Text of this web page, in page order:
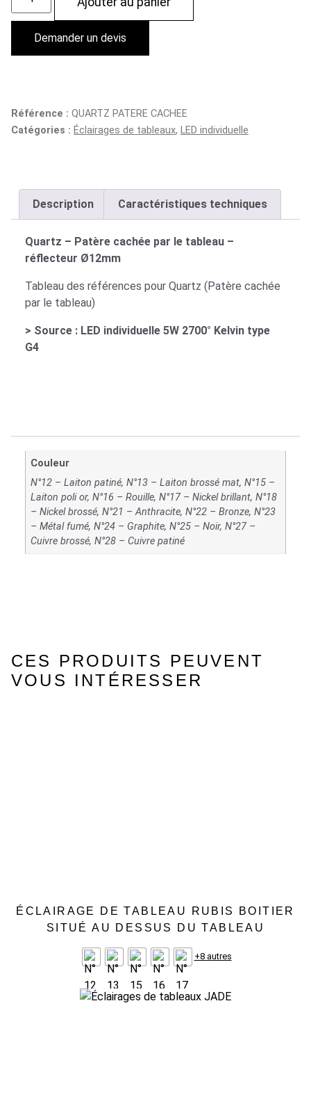
Demander un devis
Référence : QUARTZ PATERE CACHEE
Catégories : Éclairages de tableaux, LED individuelle
Description Caractéristiques techniques
Quartz – Patère cachée par le tableau –
réflecteur Ø12mm
Tableau des références pour Quartz (Patère cachée
par le tableau)
> Source : LED individuelle 5W 2700° Kelvin type
G4
Couleur
N°12 – Laiton patiné, N°13 – Laiton brossé mat, N°15 –
Laiton poli or, N°16 – Rouille, N°17 – Nickel brillant, N°18
– Nickel brossé, N°21 – Anthracite, N°22 – Bronze, N°23
– Métal fumé, N°24 – Graphite, N°25 – Noir, N°27 –
Cuivre brossé, N°28 – Cuivre patiné
CES PRODUITS PEUVENT
VOUS INTÉRESSER
ÉCLAIRAGE DE TABLEAU RUBIS BOITIER
SITUÉ AU DESSUS DU TABLEAU
+8 autres